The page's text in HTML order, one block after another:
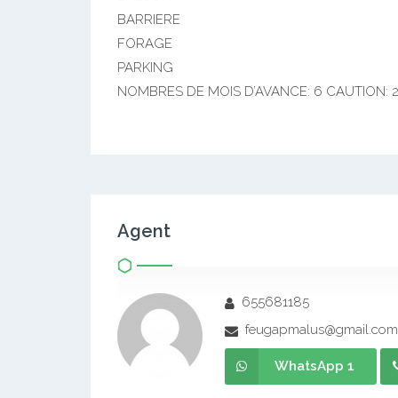
BARRIERE
FORAGE
PARKING
NOMBRES DE MOIS D’AVANCE: 6 CAUTION: 2
Agent
655681185
feugapmalus@gmail.com
WhatsApp 1